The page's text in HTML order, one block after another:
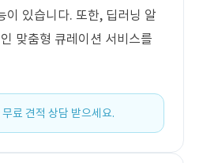
이 있습니다. 또한, 딥러닝 알
맞춤형 큐레이션 서비스를
료 견적 상담 받으세요.